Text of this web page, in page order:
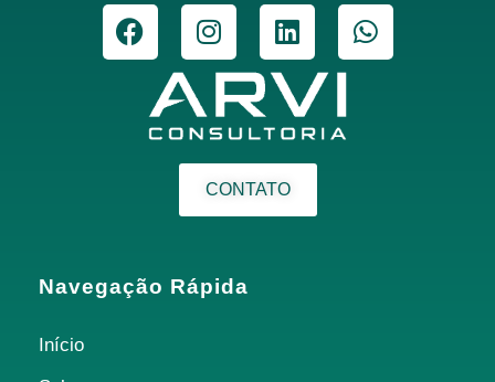
CONTATO
Navegação Rápida
Início